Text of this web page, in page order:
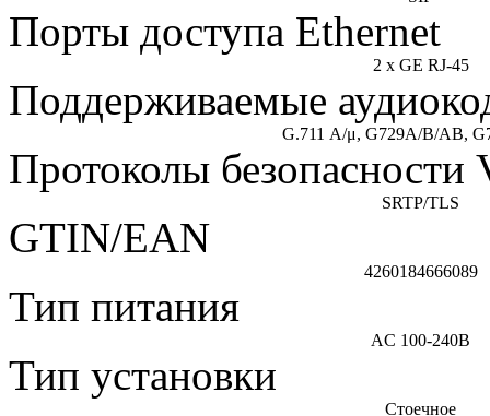
Порты доступа Ethernet
2 x GE RJ-45
Поддерживаемые
G.711 А/μ, G729A/B/AB,
Протоколы безопасности
SRTP/TLS
GTIN/EAN
4260184666089
Тип питания
AC 100-240В
Тип установки
Стоечное